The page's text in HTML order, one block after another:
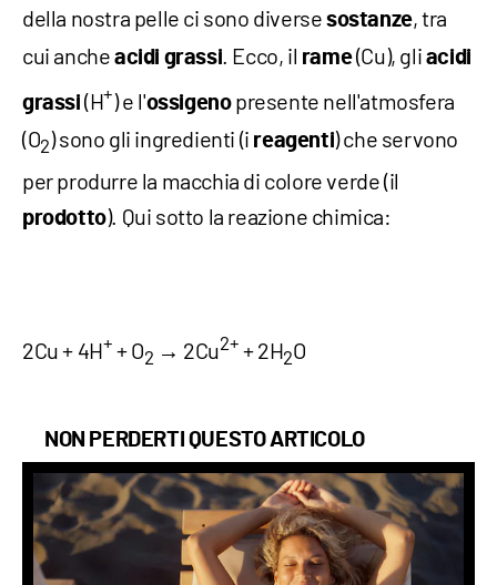
della nostra pelle ci sono diversesostanze, tra
cui anche acidi grassi. Ecco, il rame(Cu), gli acidi
grassi (H+) e l'ossigenopresente nell'atmosfera
(O2) sono gli ingredienti (i reagenti) che servono
per produrre la macchia di colore verde (il
prodotto). Qui sotto la reazione chimica:
2Cu + 4H+ + O2 → 2Cu2+ + 2H2O
NON PERDERTI QUESTO ARTICOLO